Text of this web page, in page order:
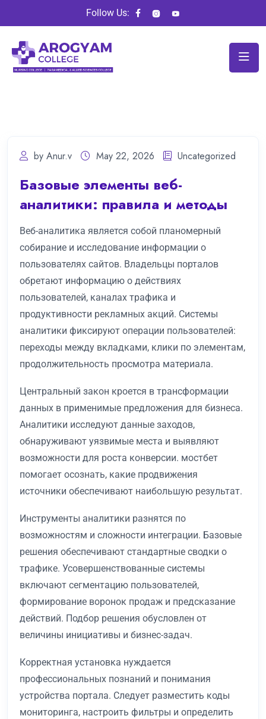
Follow Us:
by Anur.v May 22, 2026 Uncategorized
Базовые элементы веб-
аналитики: правила и методы
Веб-аналитика является собой планомерный
собирание и исследование информации о
пользователях сайтов. Владельцы порталов
обретают информацию о действиях
пользователей, каналах трафика и
продуктивности рекламных акций. Системы
аналитики фиксируют операции пользователей:
переходы между вкладками, клики по элементам,
продолжительность просмотра материала.
Центральный закон кроется в трансформации
данных в применимые предложения для бизнеса.
Аналитики исследуют данные заходов,
обнаруживают уязвимые места и выявляют
возможности для роста конверсии. мостбет
помогает осознать, какие продвижения
источники обеспечивают наибольшую результат.
Инструменты аналитики разнятся по
возможностям и сложности интеграции. Базовые
решения обеспечивают стандартные сводки о
трафике. Усовершенствованные системы
включают сегментацию пользователей,
формирование воронок продаж и предсказание
действий. Подбор решения обусловлен от
величины инициативы и бизнес-задач.
Корректная установка нуждается
профессиональных познаний и понимания
устройства портала. Следует разместить коды
мониторинга, настроить фильтры и определить